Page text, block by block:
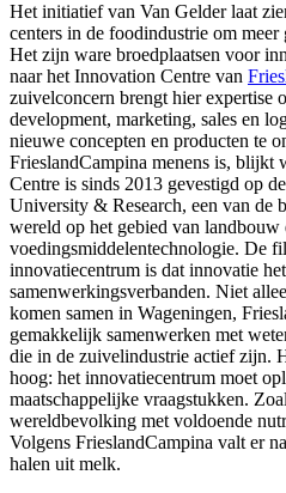
Het initiatief van Van Gelder laat
centers in de foodindustrie om meer
Het zijn ware broedplaatsen voor
naar het Innovation Centre van
zuivelconcern brengt hier expertise
development, marketing, sales en
nieuwe concepten en producten te
FrieslandCampina menens is, blijkt
Centre is sinds 2013 gevestigd op
University & Research, een van de
wereld op het gebied van landbouw
voedingsmiddelentechnologie. De
innovatiecentrum is dat innovatie
samenwerkingsverbanden. Niet
komen samen in Wageningen,
gemakkelijk samenwerken met
die in de zuivelindustrie actief zijn.
hoog: het innovatiecentrum moet
maatschappelijke vraagstukken.
wereldbevolking met voldoende
Volgens FrieslandCampina valt er
halen uit melk.